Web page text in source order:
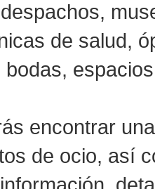
de salud,
bodas,
encontrar
de ocio, así